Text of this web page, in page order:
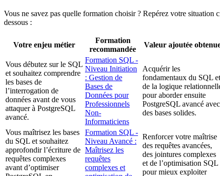
Vous ne savez pas quelle formation choisir ? Repérez votre situation
dessous :
Votre enjeu métier
Formation
recommandée
Valeur ajoutée
Vous débutez sur le SQL
et souhaitez comprendre
les bases de
l’interrogation de
données avant de vous
attaquer à PostgreSQL
avancé.
Formation SQL -
Niveau Initiation
: Gestion de
Bases de
Données pour
Professionnels
Non-
Informaticiens
Acquérir les
fondamentaux du SQL et
de la logique
pour aborder ensuite
PostgreSQL avancé avec
des bases solides.
Vous maîtrisez les bases
du SQL et souhaitez
approfondir l’écriture de
requêtes complexes
avant d’optimiser
Formation SQL -
Niveau Avancé :
Maîtrisez les
requêtes
complexes et
Renforcer votre maîtrise
des requêtes avancées,
des jointures complexes
et de l’optimisation SQL
pour mieux exploiter